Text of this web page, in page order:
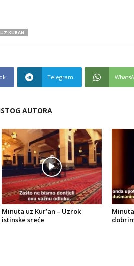
KURAN
Telegram
AUTORA
Minuta uz Kur’an – Uzrok
istinske sreće